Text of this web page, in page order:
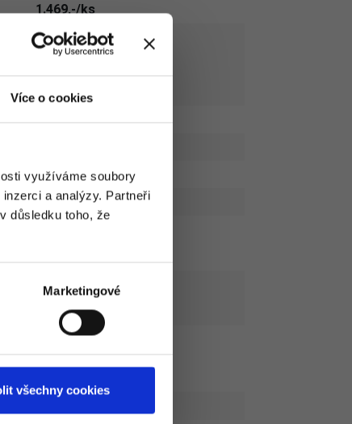
Více o cookies
využíváme soubory
a analýzy. Partneři
důsledku toho, že
Marketingové
všechny cookies
1.469,-/ks
781,-/ks
2.141,-/ks
NENASKLADNĚNO
1.094,-/ks
2.563,-/ks
1.281,-/ks
2.081,-/ks